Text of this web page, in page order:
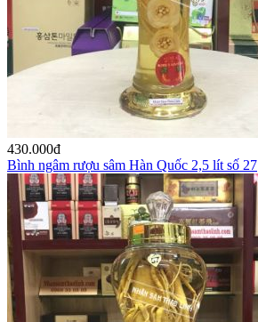
430.000đ
Bình ngâm rượu sâm Hàn Quốc 2,5 lít số 27